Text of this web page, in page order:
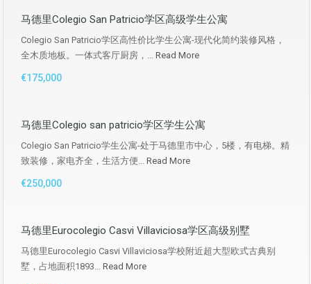
马德里Colegio San Patricio学区高级学生公寓
Colegio San Patricio学区高性价比学生公寓-现代化简约装修风格，
全木质地板。一体式客厅厨房，... Read More
€175,000
马德里Colegio san patricio学区学生公寓
Colegio San Patricio学生公寓-处于马德里市中心，5楼，有电梯。精
致装修，家电齐全，生活方便... Read More
€250,000
马德里Eurocolegio Casvi Villaviciosa学区高级别墅
马德里Eurocolegio Casvi Villaviciosa学校附近超大型欧式古典别
墅，占地面积1893... Read More